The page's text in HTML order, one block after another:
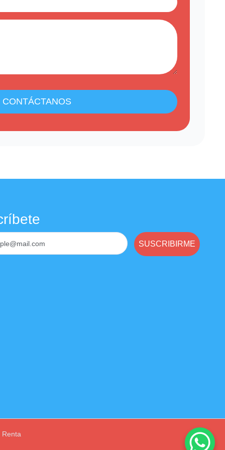
CONTÁCTANOS
SUSCRIBIRME
Renta